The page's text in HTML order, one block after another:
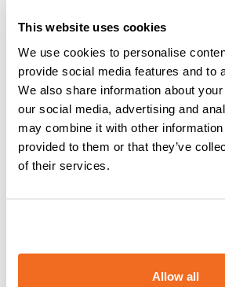
This website uses cookies
We use cookies to personalise
provide social media features and to
We also share information about
our social media, advertising and
may combine it with other information
provided to them or that they’ve
of their services.
Allow all
Catalogue de soudage
Télécharger
Choisir une catégorie